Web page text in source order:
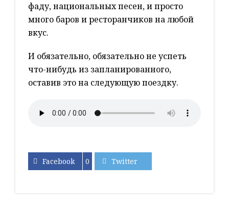
фаду, национальных песен, и просто
много баров и ресторанчиков на любой
вкус.
И обязательно, обязательно не успеть
что-нибудь из запланированного,
оставив это на следующую поездку.
Facebook 0 Twitter